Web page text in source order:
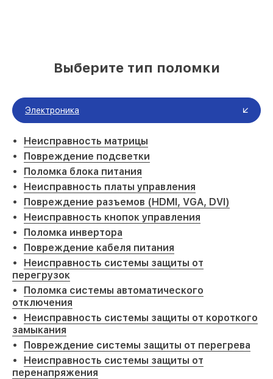
Выберите тип поломки
Электроника
Неисправность матрицы
Повреждение подсветки
Поломка блока питания
Неисправность платы управления
Повреждение разъемов (HDMI, VGA, DVI)
Неисправность кнопок управления
Поломка инвертора
Повреждение кабеля питания
Неисправность системы защиты от
перегрузок
Поломка системы автоматического
отключения
Неисправность системы защиты от короткого
замыкания
Повреждение системы защиты от перегрева
Неисправность системы защиты от
перенапряжения